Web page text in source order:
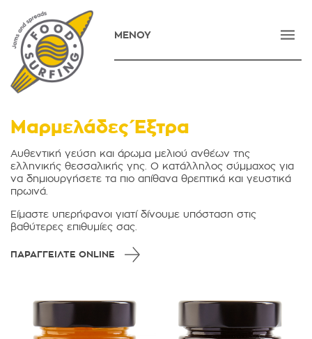
ΜΕΝΟΥ
ΑΡΧΙΚΗ
ΠΡΟΪΟΝΤΑ
ΕΠΙΚΟΙΝΩΝΙΑ
ENGLISH
Μαρμελάδες Έξτρα
Αυθεντική γεύση και άρωμα μελιού ανθέων της
ελληνικής θεσσαλικής γης. Ο κατάλληλος σύμμαχος για
να δημιουργήσετε τα πιο απίθανα θρεπτικά και γευστικά
πρωινά.
Είμαστε υπερήφανοι γιατί δίνουμε υπόσταση στις
βαθύτερες επιθυμίες σας.
ΠΑΡΑΓΓΕΙΛΤΕ ONLINE